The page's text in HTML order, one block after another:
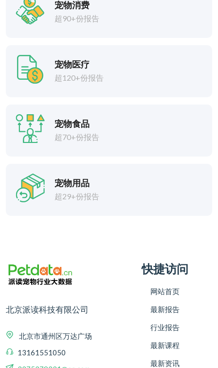
宠物消费
超90+份报告
宠物医疗
超120+份报告
宠物食品
超70+份报告
宠物用品
超29+份报告
北京派读科技有限公司
北京市通州区万达广场
13161551050
快捷访问
网站首页
最新报告
行业报告
最新课程
最新资讯